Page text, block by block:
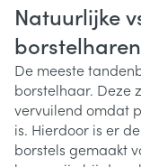
Natuurlijke
borstelharen
De meeste
borstelhaar. Deze
vervuilend omdat
is. Hierdoor is er
borstels gemaakt